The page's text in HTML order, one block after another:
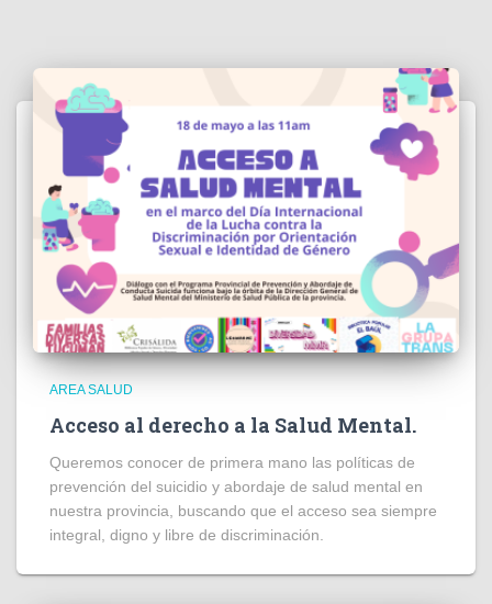
AREA SALUD
Acceso al derecho a la Salud Mental.
Queremos conocer de primera mano las políticas de
prevención del suicidio y abordaje de salud mental en
nuestra provincia, buscando que el acceso sea siempre
integral, digno y libre de discriminación.